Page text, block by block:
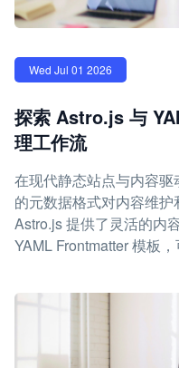
Wed Jul 01 2026
探索 Astro.js 与
理工作流
在现代静态站点与内容
的元数据格式对内容维护
Astro.js 提供了灵活的内
YAML Frontmatter 模板